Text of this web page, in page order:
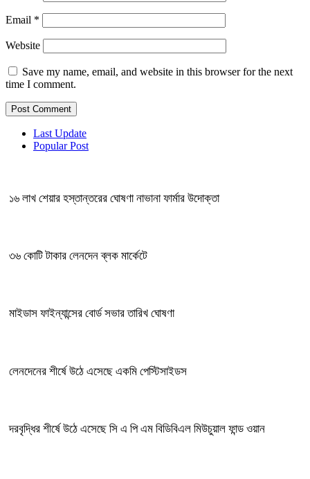
Email *
Website
Save my name, email, and website in this browser for the next
time I comment.
Last Update
Popular Post
১৬ লাখ শেয়ার হস্তান্তরের ঘোষণা নাভানা ফার্মার উদোক্তা
৩৬ কোটি টাকার লেনদেন ব্লক মার্কেটে
মাইডাস ফাইন্যান্সের বোর্ড সভার তারিখ ঘোষণা
লেনদেনের শীর্ষে উঠে এসেছে একমি পেস্টিসাইডস
দরবৃদ্ধির শীর্ষে উঠে এসেছে সি এ পি এম বিডিবিএল মিউচুয়াল ফান্ড ওয়ান